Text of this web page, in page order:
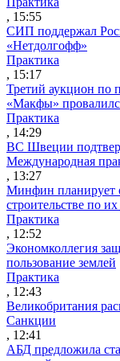
, 15:55
СИП поддержал
«Нетдолгофф»
Практика
, 15:17
Третий аукцион по
«Макфы»
Практика
, 14:29
ВС Швеции
Международная
, 13:27
Минфин планирует
строительстве по
Практика
, 12:52
Экономколлегия
пользование землей
Практика
, 12:43
Великобритания
Санкции
, 12:41
АБД предложила